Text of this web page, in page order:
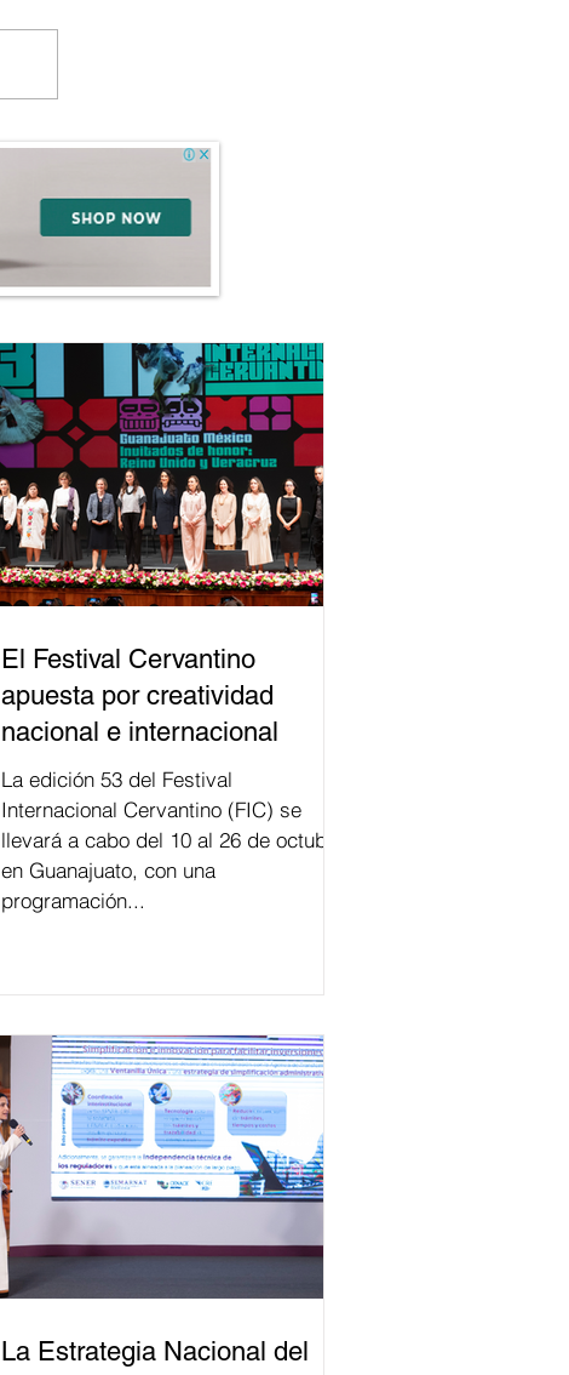
El Festival Cervantino
apuesta por creatividad
nacional e internacional
La edición 53 del Festival
Internacional Cervantino (FIC) se
llevará a cabo del 10 al 26 de octubre
en Guanajuato, con una
programación...
La Estrategia Nacional del